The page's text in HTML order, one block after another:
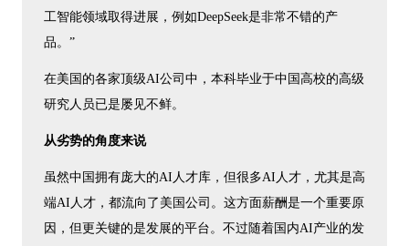
工智能领域取得进展，例如DeepSeek是非常不错的产
品。”
在美国的各家顶级AI公司中，本科毕业于中国高校的高级
研究人员已是屡见不鲜。
从劣势的角度来说
虽然中国拥有庞大的AI人才库，但很多AI人才，尤其是高
端AI人才，都流向了美国公司。这方面薪酬是一个重要原
因，但更关键的是发展的平台。不过随着国内AI产业的发